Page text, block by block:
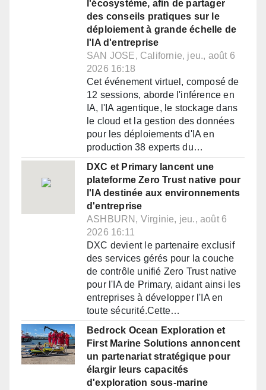
l'écosystème, afin de partager
des conseils pratiques sur le
déploiement à grande échelle de
l'IA d'entreprise
SAN JOSE, Californie, jeu., août 6
2026 16:18
Cet événement virtuel, composé de
12 sessions, aborde l'inférence en
IA, l'IA agentique, le stockage dans
le cloud et la gestion des données
pour les déploiements d'IA en
production 38 experts du…
DXC et Primary lancent une
plateforme Zero Trust native pour
l'IA destinée aux environnements
d'entreprise
ASHBURN, Virginie, jeu., août 6
2026 16:11
DXC devient le partenaire exclusif
des services gérés pour la couche
de contrôle unifié Zero Trust native
pour l'IA de Primary, aidant ainsi les
entreprises à développer l'IA en
toute sécurité.Cette…
Bedrock Ocean Exploration et
First Marine Solutions annoncent
un partenariat stratégique pour
élargir leurs capacités
d'exploration sous-marine